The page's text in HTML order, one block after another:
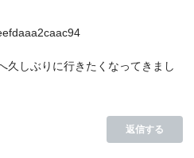
久しぶりに行きたくなってきまし
返信する